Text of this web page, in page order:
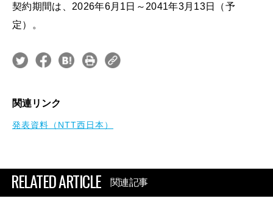
契約期間は、2026年6月1日～2041年3月13日（予
定）。
関連リンク
発表資料（NTT西日本）
RELATED ARTICLE 関連記事